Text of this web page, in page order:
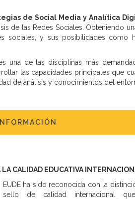
de Social Media y Analítica
de las Redes Sociales. Obteniendo
sociales, y sus posibilidades como
una de las disciplinas más
las capacidades principales que
de análisis y conocimientos del
CALIDAD EDUCATIVA
EUDE ha sido reconocida con la
sello de calidad internacional